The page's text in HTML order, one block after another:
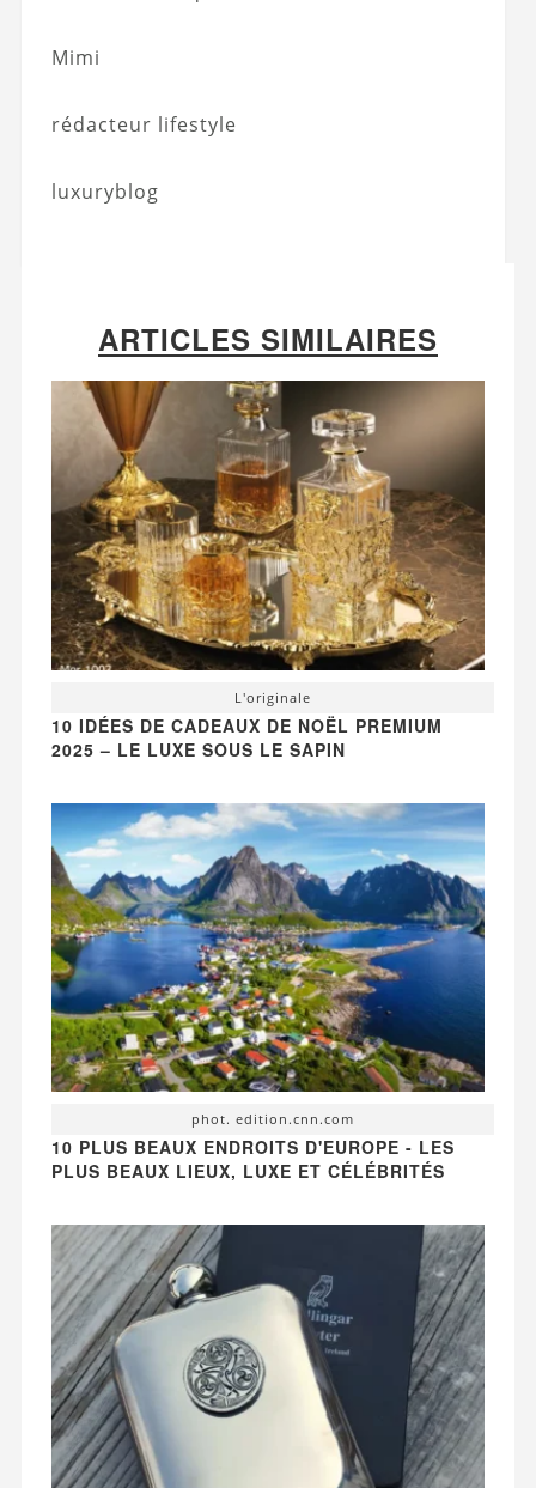
Mimi
rédacteur lifestyle
luxuryblog
ARTICLES SIMILAIRES
L'originale
10 IDÉES DE CADEAUX DE NOËL PREMIUM
2025 – LE LUXE SOUS LE SAPIN
phot. edition.cnn.com
10 PLUS BEAUX ENDROITS D'EUROPE - LES
PLUS BEAUX LIEUX, LUXE ET CÉLÉBRITÉS